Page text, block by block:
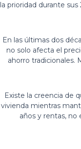
la prioridad durante
En las últimas dos
no solo afecta el
ahorro tradicionales.
Existe la creencia de
vivienda mientras
años y rentas, no